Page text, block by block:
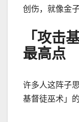
创伤，就像金
「攻击
最高点
许多人这阵子
基督徒巫术」的